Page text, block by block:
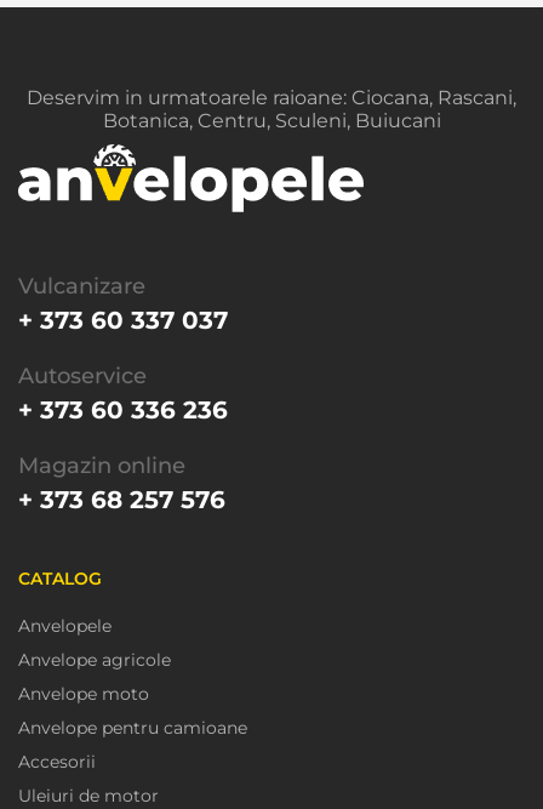
Deservim in urmatoarele raioane: Ciocana, Rascani,
Botanica, Centru, Sculeni, Buiucani
Vulcanizare
+ 373 60 337 037
Autoservice
+ 373 60 336 236
Magazin online
+ 373 68 257 576
CATALOG
Anvelopele
Anvelope agricole
Anvelope moto
Anvelope pentru camioane
Accesorii
Uleiuri de motor